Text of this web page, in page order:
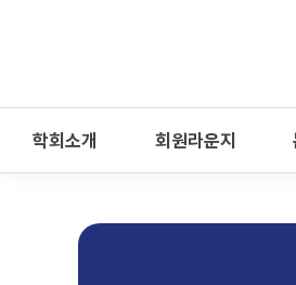
학회소개 회원라운지